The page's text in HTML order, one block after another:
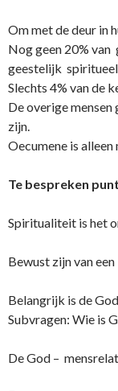
Om met de deur in
Nog geen 20% van
geestelijk
Slechts 4% van de
De overige mensen
zijn.
Oecumene is
Te bespreken
Spiritualiteit is het
Bewust zijn van
Belangrijk is de
Subvragen: Wie is
De God –